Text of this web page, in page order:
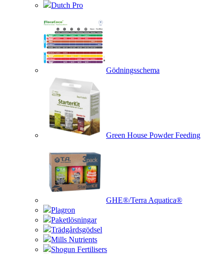
Dutch Pro
Gödningsschema
Green House Powder Feeding
GHE®/Terra Aquatica®
Plagron
Paketlösningar
Trädgårdsgödsel
Mills Nutrients
Shogun Fertilisers